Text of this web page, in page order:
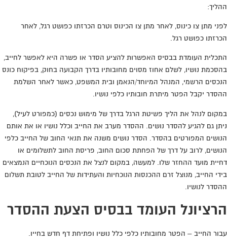
ההליך:
לפני מתן צו כינוס, לאחר מתן צו הכינוס וטרם הכרזתו כפושט רגל, לאחר
הכרזתו כפושט רגל.
התכלית העומדת בבסיס האפשרות להציע הסדר או פשרה היא לאפשר לחייב,
בהסכמת נושיו, לשלם אחוז מסוים מחובותיו בדרך הקבועה בחוק, בפיקוח כונס
הנכסים הרשמי, המנהל המיוחד/הנאמן ובית המשפט, כאשר לאחר השלמת
ההסדר יקבל הפטר מיתרת חובותיו כלפי נושיו.
במקום לנהל את הליך פשיטת הרגל בדרך של מימוש נכסים (כמפורט לעיל),
ניתן גם להגיע להסדר נושים. ההסדר מערב את החייב וכלל נושיו או את אותם
הנושים המפורטים בהסדר. הסדר נושים משנה את תנאי החוב של החייב כלפי
הנושים, לרוב על דרך של הפחתת סכום החוב, פריסת החוב לתשלומים או
דחיית מועד ההחזר שלו. למעשה, במקום לנצל את הנכסים הנוכחיים הנמצאים
בידי החייב, מנוצל זרם ההכנסות הנוכחיות והעתידות של החייב לטובת תשלום
ההסדר לנושיו.
הרציונל העומד בבסיס הצעת ההסדר
עבור החייב – הפטר מחובותיו כלפי כלל נושיו ופתיחת דף חדש בחייו.